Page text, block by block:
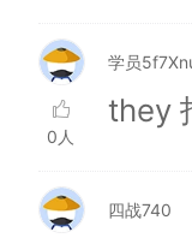
0人
学员
they
四战740